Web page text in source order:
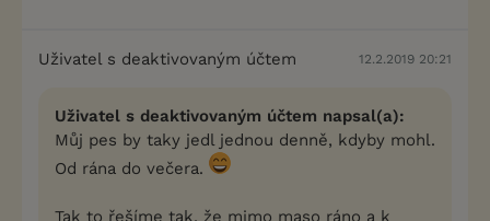
Uživatel s deaktivovaným účtem 12.2.2019 20:21
Uživatel s deaktivovaným účtem napsal(a):
Můj pes by taky jedl jednou denně, kdyby mohl.
Od rána do večera.
Tak to řešíme tak, že mimo maso ráno a k